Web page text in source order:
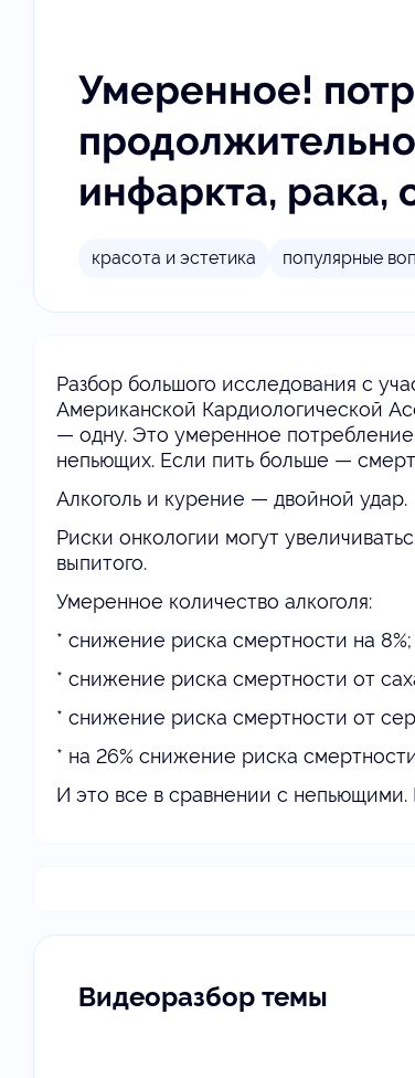
Умеренное!
инфаркта, рака,
красота и эстетика популярные
Разбор большого исследования с
Американской Кардиологической
— одну. Это умеренное
непьющих. Если пить больше —
Алкоголь и курение — двойной удар.
Риски онкологии могут
выпитого.
Умеренное количество алкоголя:
* снижение риска смертности на 8%;
* снижение риска смертности от
* снижение риска смертности от
* на 26% снижение риска
И это все в сравнении с непьющими.
Видеоразбор темы